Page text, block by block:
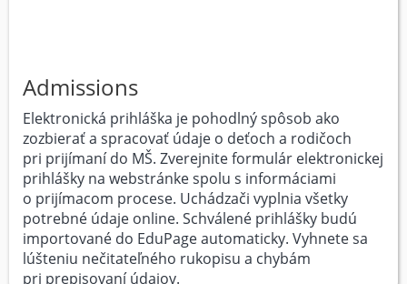
Admissions
Elektronická prihláška je pohodlný spôsob ako
zozbierať a spracovať údaje o deťoch a rodičoch
pri prijímaní do MŠ. Zverejnite formulár elektronickej
prihlášky na webstránke spolu s informáciami
o prijímacom procese. Uchádzači vyplnia všetky
potrebné údaje online. Schválené prihlášky budú
importované do EduPage automaticky. Vyhnete sa
lúšteniu nečitateľného rukopisu a chybám
pri prepisovaní údajov.